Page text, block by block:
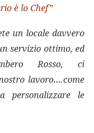
è lo Chef”
un locale davvero
servizio ottimo, ed
Rosso, ci
lavoro….come
personalizzare le